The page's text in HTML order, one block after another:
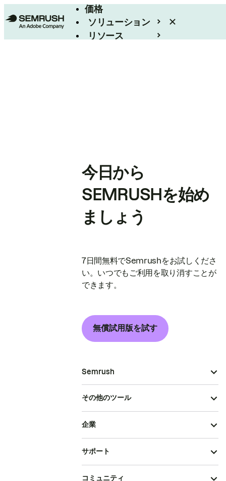
価格
ソリューション
リソース
今日から
SEMRUSHを始め
ましょう
7日間無料でSemrushをお試しくださ
い。いつでもご利用を取り消すことが
できます。
無償試用版を試す
Semrush
その他のツール
企業
サポート
コミュニティ